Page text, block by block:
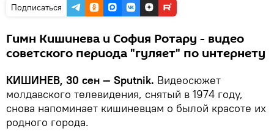
Подписаться
Гимн Кишинева и София Ротару - видео
советского периода "гуляет" по интернету
КИШИНЕВ, 30 сен — Sputnik. Видеосюжет
молдавского телевидения, снятый в 1974 году,
снова напоминает кишиневцам о былой красоте их
родного города.